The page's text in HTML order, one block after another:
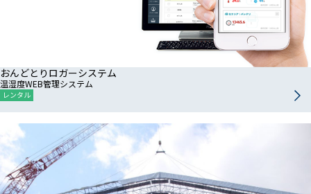
おんどとりロガーシステム
温湿度WEB管理システム
レンタル